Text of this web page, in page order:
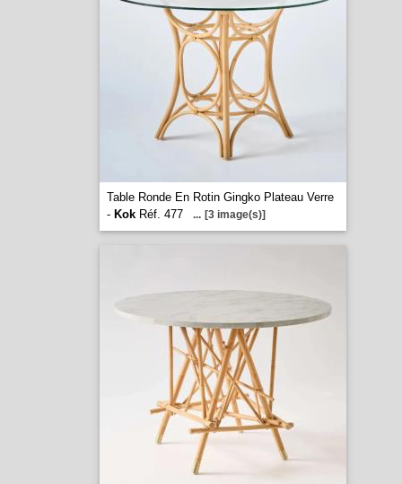
Table Ronde En Rotin Gingko Plateau Verre
- KokRéf. 477 ... [3 image(s)]